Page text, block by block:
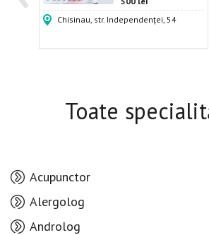
Chisinau, str. Independenței, 54
Toate
Acupunctor
Alergolog
Androlog